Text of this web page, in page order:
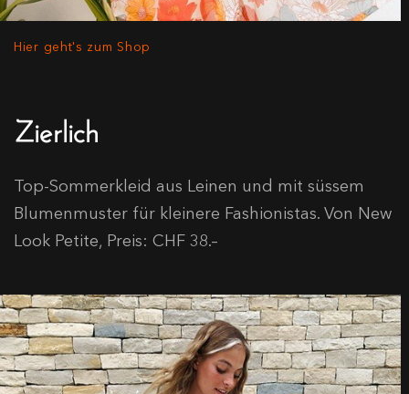
Hier geht's zum Shop
Zierlich
Top-Sommerkleid aus Leinen und mit süssem
Blumenmuster für kleinere Fashionistas. Von New
Look Petite, Preis: CHF 38.–